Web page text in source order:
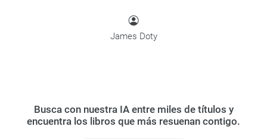
James Doty
Busca con nuestra IA entre miles de títulos y
encuentra los libros que más resuenan contigo.